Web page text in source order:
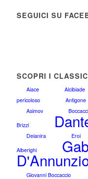
SEGUICI SU
SCOPRI I
Aiace Alcibiade
pericoloso
Antigone
Asimov
Brizzi
Deianira Eroi
Alberighi
Giovanni Boccaccio